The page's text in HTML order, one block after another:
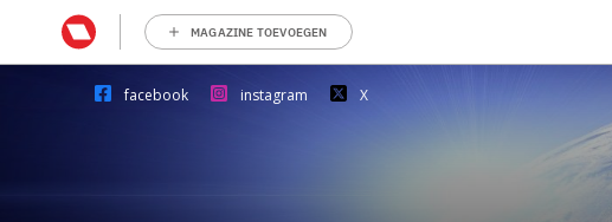
MAGAZINE TOEVOEGEN
facebook instagram X